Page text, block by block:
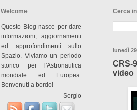
Cerca
lunedì
CRS-
video
Welcome
Questo Blog nasce per dare
informazioni, aggiornamenti
ed approfondimenti sullo
Spazio. Viviamo un periodo
storico per l'Astronautica
mondiale ed Europea.
Benvenuti a bordo!
Sergio